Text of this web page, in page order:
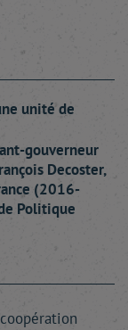
unité de
gouverneur
Decoster,
(2016-
Politique